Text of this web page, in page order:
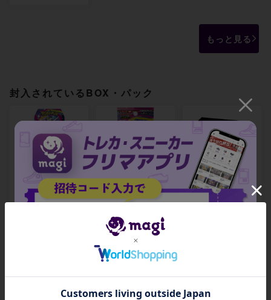
もっと見る
封入されているBOX・パック
拡張パック「メガ
シンフォニア」 未
拡張パック「メガ
シンフォニア」 未
開封パック
¥ 6,100 ~
出品数 5
MEGA 拡張パック
メガシンフォニア
招待コード